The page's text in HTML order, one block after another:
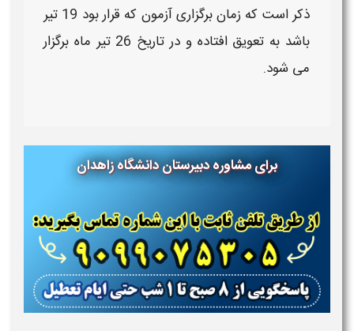
ذکر است که زمانبرگزاریآزمون
که قرار بود 19 تیر
باشد به تعویق افتاده و در تاریخ 26 تیر ماه برگزار
می شود.
برای مشاوره دبیرستان دانشگاه زاهدان